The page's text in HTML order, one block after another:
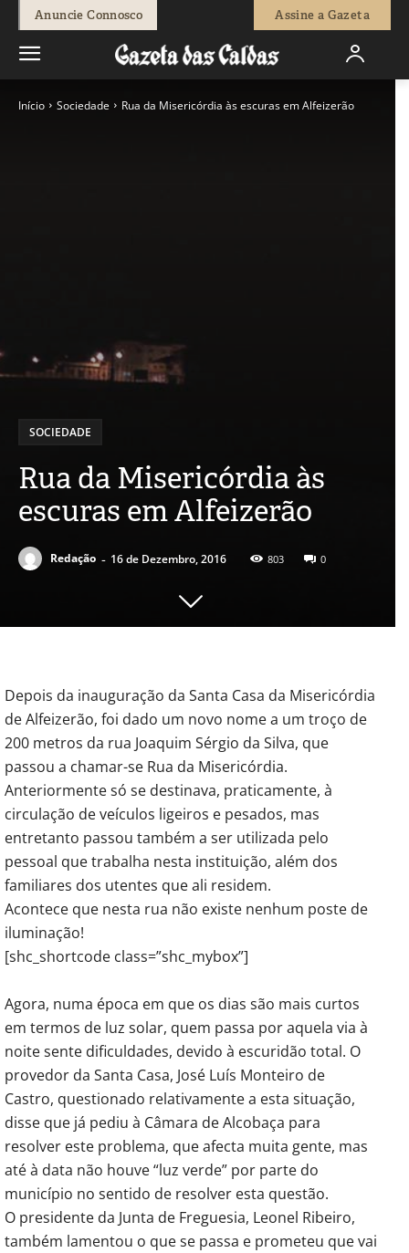
Anuncie Connosco Assine a Gazeta
Início Sociedade Rua da Misericórdia às escuras em Alfeizerão
SOCIEDADE
Rua da Misericórdia às
escuras em Alfeizerão
Redação - 16 de Dezembro, 2016 803 0
Depois da inauguração da Santa Casa da Misericórdia
de Alfeizerão, foi dado um novo nome a um troço de
200 metros da rua Joaquim Sérgio da Silva, que
passou a chamar-se Rua da Misericórdia.
Anteriormente só se destinava, praticamente, à
circulação de veículos ligeiros e pesados, mas
entretanto passou também a ser utilizada pelo
pessoal que trabalha nesta instituição, além dos
familiares dos utentes que ali residem.
Acontece que nesta rua não existe nenhum poste de
iluminação!
[shc_shortcode class=”shc_mybox”]
Agora, numa época em que os dias são mais curtos
em termos de luz solar, quem passa por aquela via à
noite sente dificuldades, devido à escuridão total. O
provedor da Santa Casa, José Luís Monteiro de
Castro, questionado relativamente a esta situação,
disse que já pediu à Câmara de Alcobaça para
resolver este problema, que afecta muita gente, mas
até à data não houve “luz verde” por parte do
município no sentido de resolver esta questão.
O presidente da Junta de Freguesia, Leonel Ribeiro,
também lamentou o que se passa e prometeu que vai